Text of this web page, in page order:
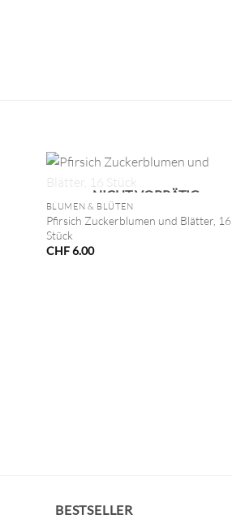
NICHT VORRÄTIG
BLUMEN & BLÜTEN
Pfirsich Zuckerblumen und Blätter, 16
Stück
CHF6.00
BESTSELLER